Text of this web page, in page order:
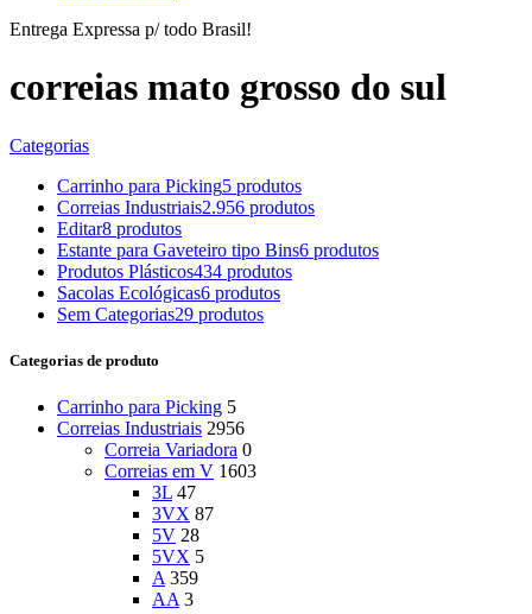
Entrega Expressa p/ todo Brasil!
correias mato grosso do sul
Categorias
Carrinho para Picking5 produtos
Correias Industriais2.956 produtos
Editar8 produtos
Estante para Gaveteiro tipo Bins6 produtos
Produtos Plásticos434 produtos
Sacolas Ecológicas6 produtos
Sem Categorias29 produtos
Categorias de produto
Carrinho para Picking 5
Correias Industriais 2956
Correia Variadora 0
Correias em V 1603
3L 47
3VX 87
5V 28
5VX 5
A 359
AA 3